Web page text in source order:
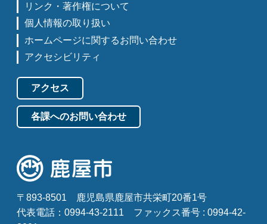
リンク・著作権について
個人情報の取り扱い
ホームページに関するお問い合わせ
アクセシビリティ
アクセス
各課へのお問い合わせ
〒893-8501
鹿児島県鹿屋市共栄町20番1号
代表電話：0994-43-2111
ファックス番号 : 0994-42-